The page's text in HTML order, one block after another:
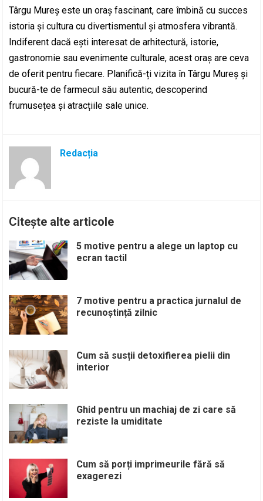
Târgu Mureș este un oraș fascinant, care îmbină cu succes
istoria și cultura cu divertismentul și atmosfera vibrantă.
Indiferent dacă ești interesat de arhitectură, istorie,
gastronomie sau evenimente culturale, acest oraș are ceva
de oferit pentru fiecare. Planifică-ți vizita în Târgu Mureș și
bucură-te de farmecul său autentic, descoperind
frumusețea și atracțiile sale unice.
Redacția
Citește alte articole
5 motive pentru a alege un laptop cu
ecran tactil
7 motive pentru a practica jurnalul de
recunoștință zilnic
Cum să susții detoxifierea pielii din
interior
Ghid pentru un machiaj de zi care să
reziste la umiditate
Cum să porți imprimeurile fără să
exagerezi